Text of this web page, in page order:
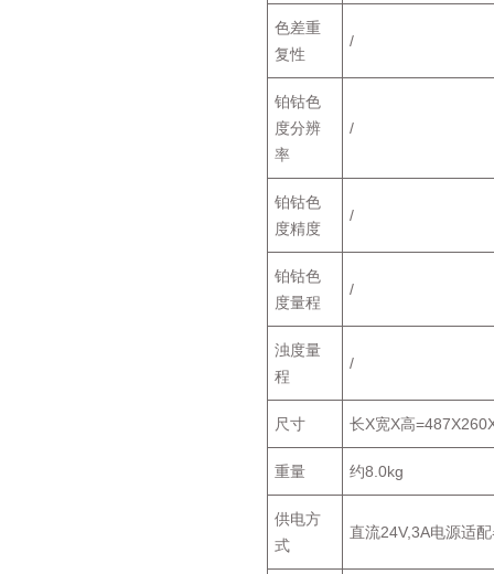
色差重
复性
/
铂钴色
度分辨
率
/
铂钴色
度精度
/
铂钴色
度量程
/
浊度量
程
/
尺寸 长X宽X高
重量 约8.0kg
供电方
式
直流24V,3A电源适